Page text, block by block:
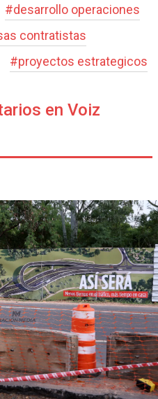
#desarrollo operaciones
contratistas
#proyectos estrategicos
en Voiz